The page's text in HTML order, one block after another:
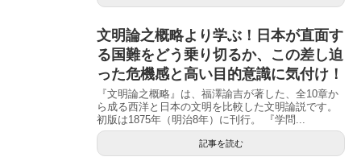
文明論之概略より学ぶ！日本が直面す
る国難をどう乗り切るか、この差し迫
った危機感と高い目的意識に気付け！
『文明論之概略』は、福澤諭吉が著した、全10章か
ら成る西洋と日本の文明を比較した文明論説です。
初版は1875年（明治8年）に刊行。 『学問...
記事を読む